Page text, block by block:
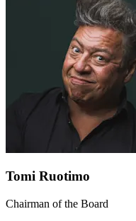
Tomi Ruotimo
Chairman of the Board